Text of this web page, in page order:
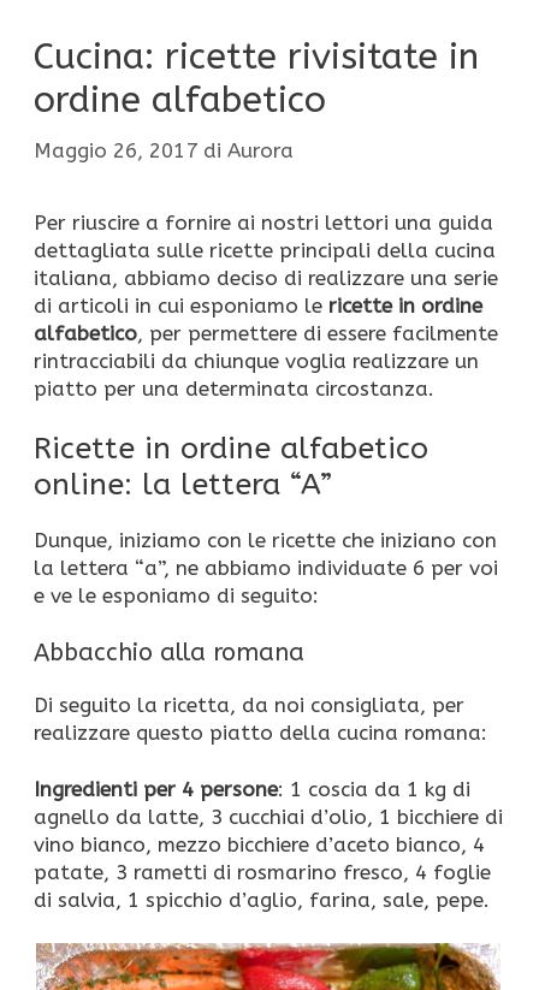
Cucina: ricette rivisitate in
ordine alfabetico
Maggio 26, 2017 di Aurora
Per riuscire a fornire ai nostri lettori una guida
dettagliata sulle ricette principali della cucina
italiana, abbiamo deciso di realizzare una serie
di articoli in cui esponiamo le ricette in ordine
alfabetico, per permettere di essere facilmente
rintracciabili da chiunque voglia realizzare un
piatto per una determinata circostanza.
Ricette in ordine alfabetico
online: la lettera “A”
Dunque, iniziamo con le ricette che iniziano con
la lettera “a”, ne abbiamo individuate 6 per voi
e ve le esponiamo di seguito:
Abbacchio alla romana
Di seguito la ricetta, da noi consigliata, per
realizzare questo piatto della cucina romana:
Ingredienti per 4 persone: 1 coscia da 1 kg di
agnello da latte, 3 cucchiai d’olio, 1 bicchiere di
vino bianco, mezzo bicchiere d’aceto bianco, 4
patate, 3 rametti di rosmarino fresco, 4 foglie
di salvia, 1 spicchio d’aglio, farina, sale, pepe.